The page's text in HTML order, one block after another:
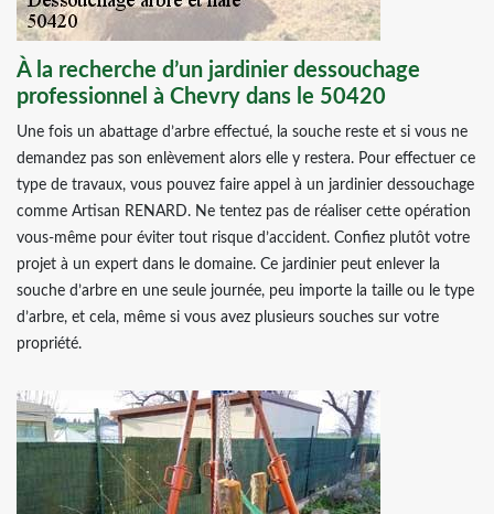
À la recherche d’un jardinier dessouchage
professionnel à Chevry dans le 50420
Une fois un abattage d’arbre effectué, la souche reste et si vous ne
demandez pas son enlèvement alors elle y restera. Pour effectuer ce
type de travaux, vous pouvez faire appel à un jardinier dessouchage
comme Artisan RENARD. Ne tentez pas de réaliser cette opération
vous-même pour éviter tout risque d’accident. Confiez plutôt votre
projet à un expert dans le domaine. Ce jardinier peut enlever la
souche d’arbre en une seule journée, peu importe la taille ou le type
d’arbre, et cela, même si vous avez plusieurs souches sur votre
propriété.